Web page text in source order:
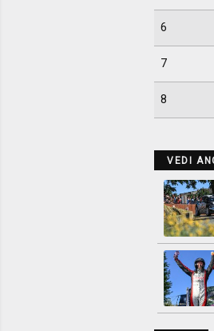
6
7
8
VEDI